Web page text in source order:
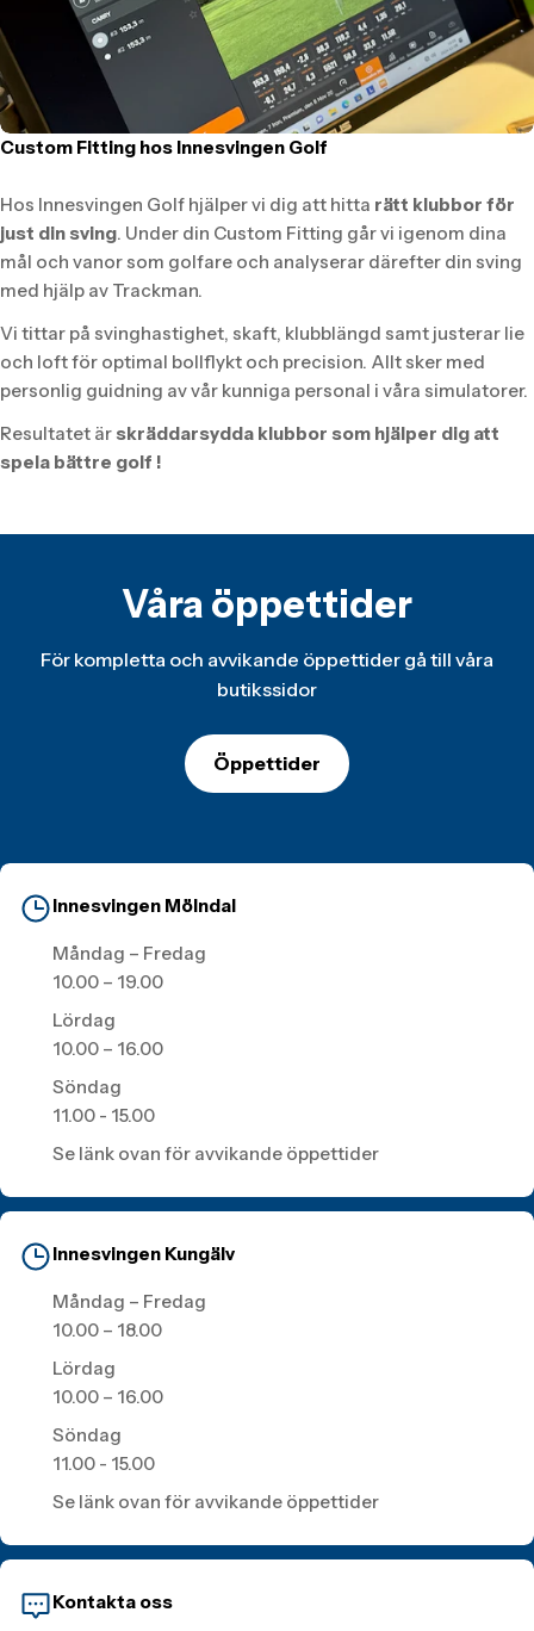
Custom Fitting hos Innesvingen Golf
Hos Innesvingen Golf hjälper vi dig att hitta rätt klubbor för
just din sving. Under din Custom Fitting går vi igenom dina
mål och vanor som golfare och analyserar därefter din sving
med hjälp av Trackman.
Vi tittar på svinghastighet, skaft, klubblängd samt justerar lie
och loft för optimal bollflykt och precision. Allt sker med
personlig guidning av vår kunniga personal i våra simulatorer.
Resultatet ärskräddarsydda klubbor som hjälper dig att
spela bättre golf !
Våra öppettider
För kompletta och avvikande öppettider gå till våra
butikssidor
Öppettider
Innesvingen Mölndal
Måndag – Fredag
10.00 – 19.00
Lördag
10.00 – 16.00
Söndag
11.00 - 15.00
Se länk ovan för avvikande öppettider
Innesvingen Kungälv
Måndag – Fredag
10.00 – 18.00
Lördag
10.00 – 16.00
Söndag
11.00 - 15.00
Se länk ovan för avvikande öppettider
Kontakta oss